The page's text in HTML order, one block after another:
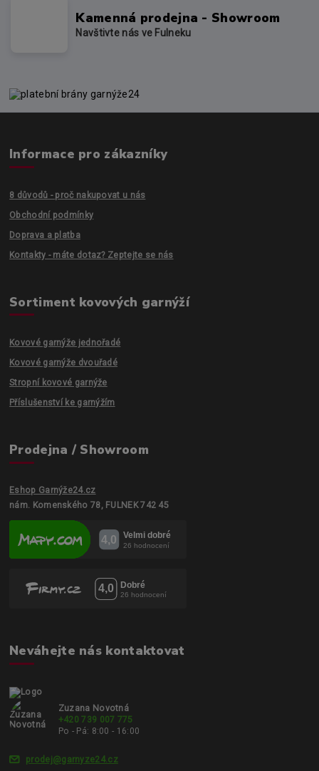
Kamenná prodejna - Showroom
Navštivte nás ve Fulneku
Informace pro zákazníky
8 důvodů - proč nakupovat u nás
Obchodní podmínky
Doprava a platba
Kontakty - máte dotaz? Zeptejte se nás
Sortiment kovových garnýží
Kovové garnýže jednořadé
Kovové garnýže dvouřadé
Stropní kovové garnýže
Příslušenství ke garnýžím
Prodejna / Showroom
Eshop Garnýže24.cz
nám. Komenského 78, FULNEK 742 45
Neváhejte nás kontaktovat
Zuzana Novotná
+420 739 007 775
Po - Pá: 8:00 - 16:00
prodej@garnyze24.cz